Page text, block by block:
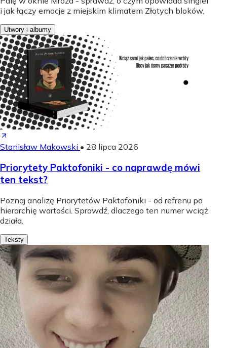
i jak łączy emocje z miejskim klimatem Złotych bloków.
Utwory i albumy
Stanisław Makowski • 28 lipca 2026
Priorytety Paktofoniki - co naprawdę mówi
ten tekst?
Poznaj analizę Priorytetów Paktofoniki - od refrenu po
hierarchię wartości. Sprawdź, dlaczego ten numer wciąż
działa.
Teksty